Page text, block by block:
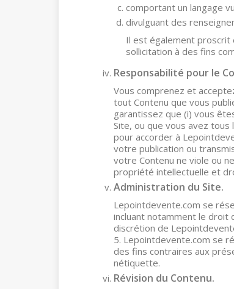
comportant un langage
divulguant des
Il est également proscrit
sollicitation à des fins
Responsabilité pour le
Vous comprenez et
tout Contenu que vous
garantissez que (i) vous
Site, ou que vous avez
pour accorder à
votre publication ou
votre Contenu ne viole ou
propriété intellectuelle et
Administration du Site.
Lepointdevente.com se
incluant notamment le droit
discrétion de
5. Lepointdevente.com se
des fins contraires aux
nétiquette.
Révision du Contenu.